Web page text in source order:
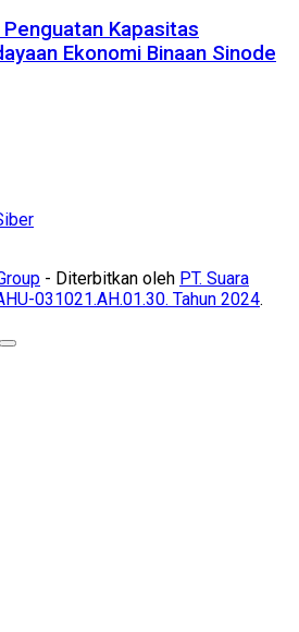
Kapasitas
Ekonomi Binaan Sinode
- Diterbitkan oleh PT. Suara
031021.AH.01.30. Tahun 2024.